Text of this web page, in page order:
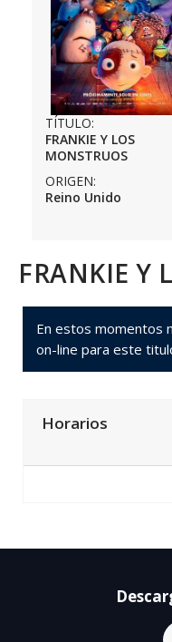
TÍTULO:
FRANKIE Y LOS
MONSTRUOS
ORIGEN:
Reino Unido
FRANKIE Y
En estos momentos
on-line para este
Horarios